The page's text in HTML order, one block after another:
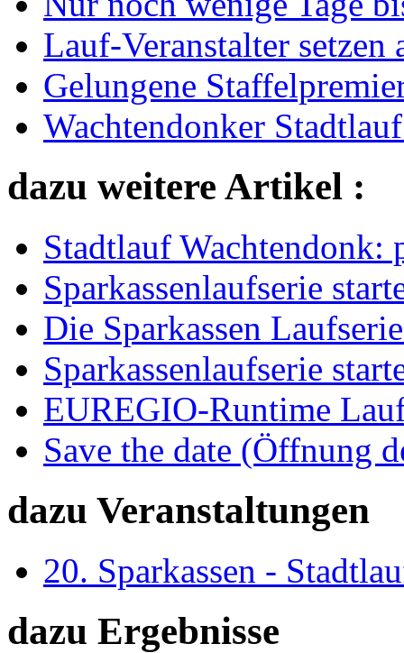
Lauf-Veranstalter
Gelungene
Wachtendonker
dazu weitere Artikel :
Stadtlauf Wachtendonk:
Sparkassenlaufserie
Die Sparkassen
Sparkassenlaufserie
EUREGIO-Runtime
Save the date (Öffnung
dazu Veranstaltungen
20. Sparkassen -
dazu Ergebnisse